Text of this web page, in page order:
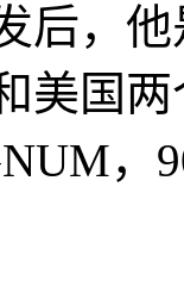
后，
美国
，